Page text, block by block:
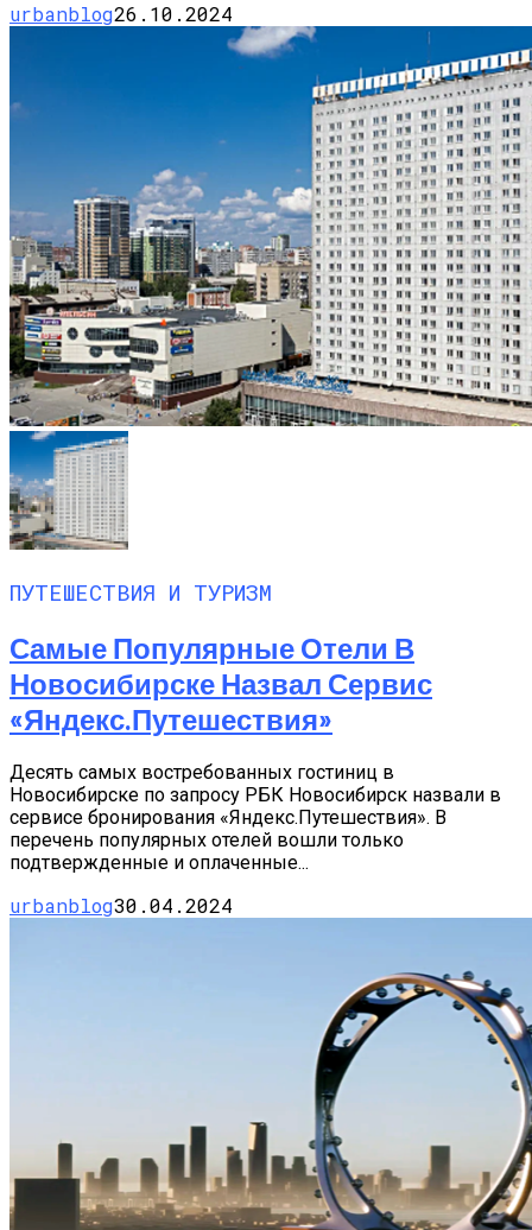
urbanblog26.10.2024
ПУТЕШЕСТВИЯ И ТУРИЗМ
Самые Популярные Отели В
Новосибирске Назвал Сервис
«Яндекс.Путешествия»
Десять самых востребованных гостиниц в
Новосибирске по запросу РБК Новосибирск назвали в
сервисе бронирования «Яндекс.Путешествия». В
перечень популярных отелей вошли только
подтвержденные и оплаченные...
urbanblog30.04.2024